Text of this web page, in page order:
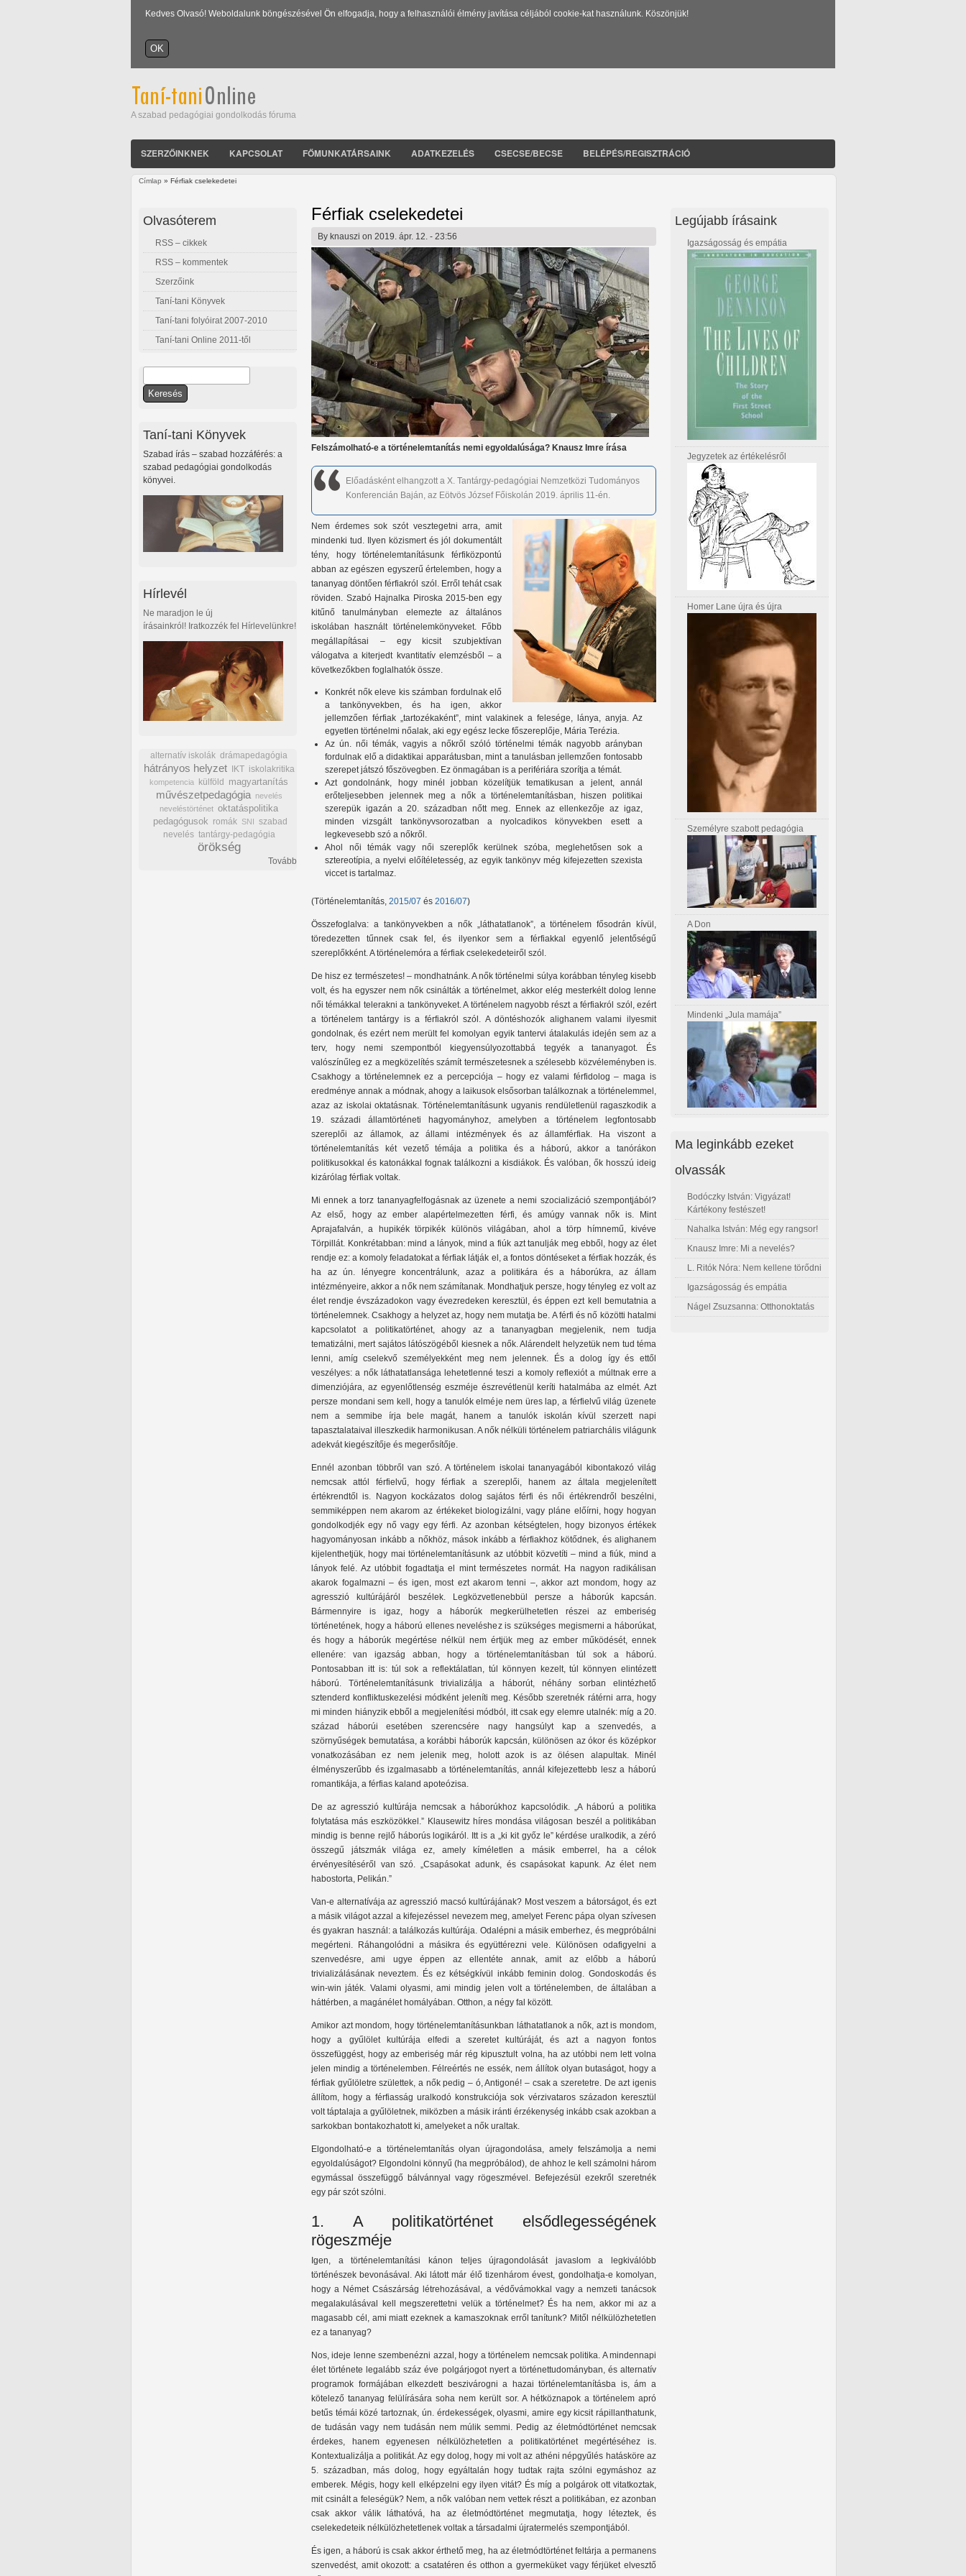
Kedves Olvasó! Weboldalunk böngészésével Ön elfogadja, hogy a felhasználói élmény javítása céljából cookie-kat használunk. Köszönjük!
A szabad pedagógiai gondolkodás fóruma
SZERZŐINKNEK KAPCSOLAT FŐMUNKATÁRSAINK ADATKEZELÉS CSECSE/BECSE BELÉPÉS/REGISZTRÁCIÓ
Címlap » Férfiak cselekedetei
Férfiak cselekedetei
By knauszi on 2019. ápr. 12. - 23:56
Felszámolható-e a történelemtanítás nemi egyoldalúsága? Knausz Imre írása
Előadásként elhangzott a X. Tantárgy-pedagógiai Nemzetközi Tudományos
Konferencián Baján, az Eötvös József Főiskolán 2019. április 11-én.
Nem érdemes sok szót vesztegetni arra, amit
mindenki tud. Ilyen közismert és jól dokumentált
tény, hogy történelemtanításunk férfiközpontú
abban az egészen egyszerű értelemben, hogy a
tananyag döntően férfiakról szól. Erről tehát csak
röviden. Szabó Hajnalka Piroska 2015-ben egy
kitűnő tanulmányban elemezte az általános
iskolában használt történelemkönyveket. Főbb
megállapításai – egy kicsit szubjektívan
válogatva a kiterjedt kvantitatív elemzésből – a
következőkben foglalhatók össze.
Konkrét nők eleve kis számban fordulnak elő
a tankönyvekben, és ha igen, akkor
jellemzően férfiak „tartozékaként”, mint valakinek a felesége, lánya, anyja. Az
egyetlen történelmi nőalak, aki egy egész lecke főszereplője, Mária Terézia.
Az ún. női témák, vagyis a nőkről szóló történelmi témák nagyobb arányban
fordulnak elő a didaktikai apparátusban, mint a tanulásban jellemzően fontosabb
szerepet játszó főszövegben. Ez önmagában is a perifériára szorítja a témát.
Azt gondolnánk, hogy minél jobban közelítjük tematikusan a jelent, annál
erőteljesebben jelennek meg a nők a történelemtanításban, hiszen politikai
szerepük igazán a 20. században nőtt meg. Ennek az ellenkezője az igaz,
minden vizsgált tankönyvsorozatban a nyolcadikos könyvekben esett a
legkevesebb szó a nőkről.
Ahol női témák vagy női szereplők kerülnek szóba, meglehetősen sok a
sztereotípia, a nyelvi előítéletesség, az egyik tankönyv még kifejezetten szexista
viccet is tartalmaz.
(Történelemtanítás, 2015/07 és 2016/07)
Összefoglalva: a tankönyvekben a nők „láthatatlanok”, a történelem fősodrán kívül,
töredezetten tűnnek csak fel, és ilyenkor sem a férfiakkal egyenlő jelentőségű
szereplőkként. A történelemóra a férfiak cselekedeteiről szól.
De hisz ez természetes! – mondhatnánk. A nők történelmi súlya korábban tényleg kisebb
volt, és ha egyszer nem nők csinálták a történelmet, akkor elég mesterkélt dolog lenne
női témákkal telerakni a tankönyveket. A történelem nagyobb részt a férfiakról szól, ezért
a történelem tantárgy is a férfiakról szól. A döntéshozók alighanem valami ilyesmit
gondolnak, és ezért nem merült fel komolyan egyik tantervi átalakulás idején sem az a
terv, hogy nemi szempontból kiegyensúlyozottabbá tegyék a tananyagot. És
valószínűleg ez a megközelítés számít természetesnek a szélesebb közvéleményben is.
Csakhogy a történelemnek ez a percepciója – hogy ez valami férfidolog – maga is
eredménye annak a módnak, ahogy a laikusok elsősorban találkoznak a történelemmel,
azaz az iskolai oktatásnak. Történelemtanításunk ugyanis rendületlenül ragaszkodik a
19. századi államtörténeti hagyományhoz, amelyben a történelem legfontosabb
szereplői az államok, az állami intézmények és az államférfiak. Ha viszont a
történelemtanítás két vezető témája a politika és a háború, akkor a tanórákon
politikusokkal és katonákkal fognak találkozni a kisdiákok. És valóban, ők hosszú ideig
kizárólag férfiak voltak.
Mi ennek a torz tananyagfelfogásnak az üzenete a nemi szocializáció szempontjából?
Az első, hogy az ember alapértelmezetten férfi, és amúgy vannak nők is. Mint
Aprajafalván, a hupikék törpikék különös világában, ahol a törp hímnemű, kivéve
Törpillát. Konkrétabban: mind a lányok, mind a fiúk azt tanulják meg ebből, hogy az élet
rendje ez: a komoly feladatokat a férfiak látják el, a fontos döntéseket a férfiak hozzák, és
ha az ún. lényegre koncentrálunk, azaz a politikára és a háborúkra, az állam
intézményeire, akkor a nők nem számítanak. Mondhatjuk persze, hogy tényleg ez volt az
élet rendje évszázadokon vagy évezredeken keresztül, és éppen ezt kell bemutatnia a
történelemnek. Csakhogy a helyzet az, hogy nem mutatja be. A férfi és nő közötti hatalmi
kapcsolatot a politikatörténet, ahogy az a tananyagban megjelenik, nem tudja
tematizálni, mert sajátos látószögéből kiesnek a nők. Alárendelt helyzetük nem tud téma
lenni, amíg cselekvő személyekként meg nem jelennek. És a dolog így és ettől
veszélyes: a nők láthatatlansága lehetetlenné teszi a komoly reflexiót a múltnak erre a
dimenziójára, az egyenlőtlenség eszméje észrevétlenül keríti hatalmába az elmét. Azt
persze mondani sem kell, hogy a tanulók elméje nem üres lap, a férfielvű világ üzenete
nem a semmibe írja bele magát, hanem a tanulók iskolán kívül szerzett napi
tapasztalataival illeszkedik harmonikusan. A nők nélküli történelem patriarchális világunk
adekvát kiegészítője és megerősítője.
Ennél azonban többről van szó. A történelem iskolai tananyagából kibontakozó világ
nemcsak attól férfielvű, hogy férfiak a szereplői, hanem az általa megjelenített
értékrendtől is. Nagyon kockázatos dolog sajátos férfi és női értékrendről beszélni,
semmiképpen nem akarom az értékeket biologizálni, vagy pláne előírni, hogy hogyan
gondolkodjék egy nő vagy egy férfi. Az azonban kétségtelen, hogy bizonyos értékek
hagyományosan inkább a nőkhöz, mások inkább a férfiakhoz kötődnek, és alighanem
kijelenthetjük, hogy mai történelemtanításunk az utóbbit közvetíti – mind a fiúk, mind a
lányok felé. Az utóbbit fogadtatja el mint természetes normát. Ha nagyon radikálisan
akarok fogalmazni – és igen, most ezt akarom tenni –, akkor azt mondom, hogy az
agresszió kultúrájáról beszélek. Legközvetlenebbül persze a háborúk kapcsán.
Bármennyire is igaz, hogy a háborúk megkerülhetetlen részei az emberiség
történetének, hogy a háború ellenes neveléshez is szükséges megismerni a háborúkat,
és hogy a háborúk megértése nélkül nem értjük meg az ember működését, ennek
ellenére: van igazság abban, hogy a történelemtanításban túl sok a háború.
Pontosabban itt is: túl sok a reflektálatlan, túl könnyen kezelt, túl könnyen elintézett
háború. Történelemtanításunk trivializálja a háborút, néhány sorban elintézhető
sztenderd konfliktuskezelési módként jeleníti meg. Később szeretnék rátérni arra, hogy
mi minden hiányzik ebből a megjelenítési módból, itt csak egy elemre utalnék: míg a 20.
század háborúi esetében szerencsére nagy hangsúlyt kap a szenvedés, a
szörnyűségek bemutatása, a korábbi háborúk kapcsán, különösen az ókor és középkor
vonatkozásában ez nem jelenik meg, holott azok is az ölésen alapultak. Minél
élményszerűbb és izgalmasabb a történelemtanítás, annál kifejezettebb lesz a háború
romantikája, a férfias kaland apoteózisa.
De az agresszió kultúrája nemcsak a háborúkhoz kapcsolódik. „A háború a politika
folytatása más eszközökkel.” Klausewitz híres mondása világosan beszél a politikában
mindig is benne rejlő háborús logikáról. Itt is a „ki kit győz le” kérdése uralkodik, a zéró
összegű játszmák világa ez, amely kíméletlen a másik emberrel, ha a célok
érvényesítéséről van szó. „Csapásokat adunk, és csapásokat kapunk. Az élet nem
habostorta, Pelikán.”
Van-e alternatívája az agresszió macsó kultúrájának? Most veszem a bátorságot, és ezt
a másik világot azzal a kifejezéssel nevezem meg, amelyet Ferenc pápa olyan szívesen
és gyakran használ: a találkozás kultúrája. Odalépni a másik emberhez, és megpróbálni
megérteni. Ráhangolódni a másikra és együttérezni vele. Különösen odafigyelni a
szenvedésre, ami ugye éppen az ellentéte annak, amit az előbb a háború
trivializálásának neveztem. És ez kétségkívül inkább feminin dolog. Gondoskodás és
win-win játék. Valami olyasmi, ami mindig jelen volt a történelemben, de általában a
háttérben, a magánélet homályában. Otthon, a négy fal között.
Amikor azt mondom, hogy történelemtanításunkban láthatatlanok a nők, azt is mondom,
hogy a gyűlölet kultúrája elfedi a szeretet kultúráját, és azt a nagyon fontos
összefüggést, hogy az emberiség már rég kipusztult volna, ha az utóbbi nem lett volna
jelen mindig a történelemben. Félreértés ne essék, nem állítok olyan butaságot, hogy a
férfiak gyűlöletre születtek, a nők pedig – ó, Antigoné! – csak a szeretetre. De azt igenis
állítom, hogy a férfiasság uralkodó konstrukciója sok vérzivataros századon keresztül
volt táptalaja a gyűlöletnek, miközben a másik iránti érzékenység inkább csak azokban a
sarkokban bontakozhatott ki, amelyeket a nők uraltak.
Elgondolható-e a történelemtanítás olyan újragondolása, amely felszámolja a nemi
egyoldalúságot? Elgondolni könnyű (ha megpróbálod), de ahhoz le kell számolni három
egymással összefüggő bálvánnyal vagy rögeszmével. Befejezésül ezekről szeretnék
egy pár szót szólni.
1. A politikatörténet elsődlegességének
rögeszméje
Igen, a történelemtanítási kánon teljes újragondolását javaslom a legkiválóbb
történészek bevonásával. Aki látott már élő tizenhárom évest, gondolhatja-e komolyan,
hogy a Német Császárság létrehozásával, a védővámokkal vagy a nemzeti tanácsok
megalakulásával kell megszerettetni velük a történelmet? És ha nem, akkor mi az a
magasabb cél, ami miatt ezeknek a kamaszoknak erről tanítunk? Mitől nélkülözhetetlen
ez a tananyag?
Nos, ideje lenne szembenézni azzal, hogy a történelem nemcsak politika. A mindennapi
élet története legalább száz éve polgárjogot nyert a történettudományban, és alternatív
programok formájában elkezdett beszivárogni a hazai történelemtanításba is, ám a
kötelező tananyag felülírására soha nem került sor. A hétköznapok a történelem apró
betűs témái közé tartoznak, ún. érdekességek, olyasmi, amire egy kicsit rápillanthatunk,
de tudásán vagy nem tudásán nem múlik semmi. Pedig az életmódtörténet nemcsak
érdekes, hanem egyenesen nélkülözhetetlen a politikatörténet megértéséhez is.
Kontextualizálja a politikát. Az egy dolog, hogy mi volt az athéni népgyűlés hatásköre az
5. században, más dolog, hogy egyáltalán hogy tudtak rajta szólni egymáshoz az
emberek. Mégis, hogy kell elképzelni egy ilyen vitát? És míg a polgárok ott vitatkoztak,
mit csinált a feleségük? Nem, a nők valóban nem vettek részt a politikában, ez azonban
csak akkor válik láthatóvá, ha az életmódtörténet megmutatja, hogy léteztek, és
cselekedeteik nélkülözhetetlenek voltak a társadalmi újratermelés szempontjából.
És igen, a háború is csak akkor érthető meg, ha az életmódtörténet feltárja a permanens
szenvedést, amit okozott: a csatatéren és otthon a gyermeküket vagy férjüket elvesztő
Olvasóterem
RSS – cikkek
RSS – kommentek
Szerzőink
Taní-tani Könyvek
Taní-tani folyóirat 2007-2010
Taní-tani Online 2011-től
Keresés űrlap
Taní-tani Könyvek
Szabad írás – szabad hozzáférés: a
szabad pedagógiai gondolkodás
könyvei.
Hírlevél
Ne maradjon le új
írásainkról! Iratkozzék fel Hírlevelünkre!
alternatív iskolák drámapedagógia
hátrányos helyzet IKT iskolakritika
kompetencia külföld magyartanítás
művészetpedagógia
nevelés
neveléstörténet oktatáspolitika
pedagógusok romák SNI szabad
nevelés tantárgy-pedagógia
örökség
Tovább
Legújabb írásaink
Igazságosság és empátia
Jegyzetek az értékelésről
Homer Lane újra és újra
Személyre szabott pedagógia
A Don
Mindenki „Jula mamája”
Ma leginkább ezeket
olvassák
Bodóczky István: Vigyázat!
Kártékony festészet!
Nahalka István: Még egy rangsor!
Knausz Imre: Mi a nevelés?
L. Ritók Nóra: Nem kellene törődni
Igazságosság és empátia
Nágel Zsuzsanna: Otthonoktatás